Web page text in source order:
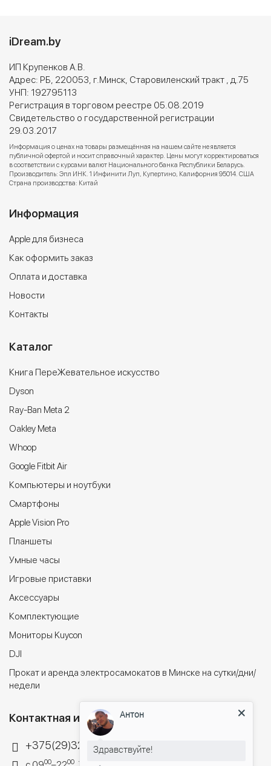
iDream.by
ИП Крупенков А.В.
Адрес: РБ, 220053, г.Минск, Старовиленский тракт , д.75
УНП: 192795113
Регистрация в торговом реестре 05.08.2019
Свидетельство о государственной регистрации
29.03.2017
Информация о ценах на товары размещённая на нашем сайте не является
публичной офертой и носит справочный характер. Цены могут корректироваться
в соответствии с курсами валют Национального банка Республики Беларусь.
Производитель: Эпл ИНК. 1 Инфинити Луп, Купертино, Калифорния 95014. США
Страна производства: Китай
Информация
Apple для бизнеса
Как оформить заказ
Оплата и доставка
Новости
Контакты
Каталог
Книга ПереЖевательное искусство
Dyson
Ray-Ban Meta 2
Oakley Meta
Whoop
Google Fitbit Air
Компьютеры и ноутбуки
Cмартфоны
Apple Vision Pro
Планшеты
Умные часы
Игровые приставки
Аксессуары
Комплектующие
Мониторы Kuycon
DJI
Прокат и аренда электросамокатов в Минске на сутки/дни/
недели
Контактная информация
+375(29)324-44-34
00 00
Антон
Здравствуйте!